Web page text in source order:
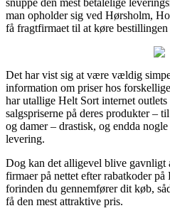
man opholder sig ved Hørsholm,
få fragtfirmaet til at køre
Det har vist sig at være vældig
information om priser hos
har utallige Helt Sort internet
salgspriserne på deres produkter –
og damer – drastisk, og endda
levering.
Dog kan det alligevel blive gavnligt
firmaer på nettet efter rabatkoder
forinden du gennemfører dit køb,
få den mest attraktive pris.